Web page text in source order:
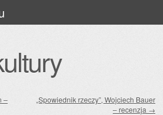
–
„Spowiednik rzeczy”, Wojciech Bauer
– recenzja →